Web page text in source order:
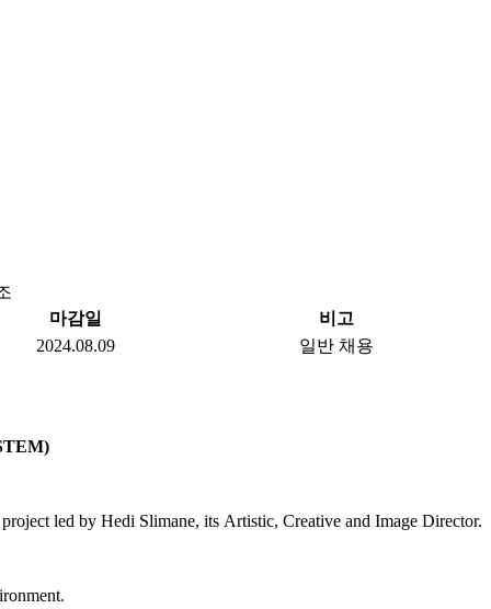
마감일
비고
2024.08.09
일반 채용
led by Hedi Slimane, its Artistic, Creative and Image Director.